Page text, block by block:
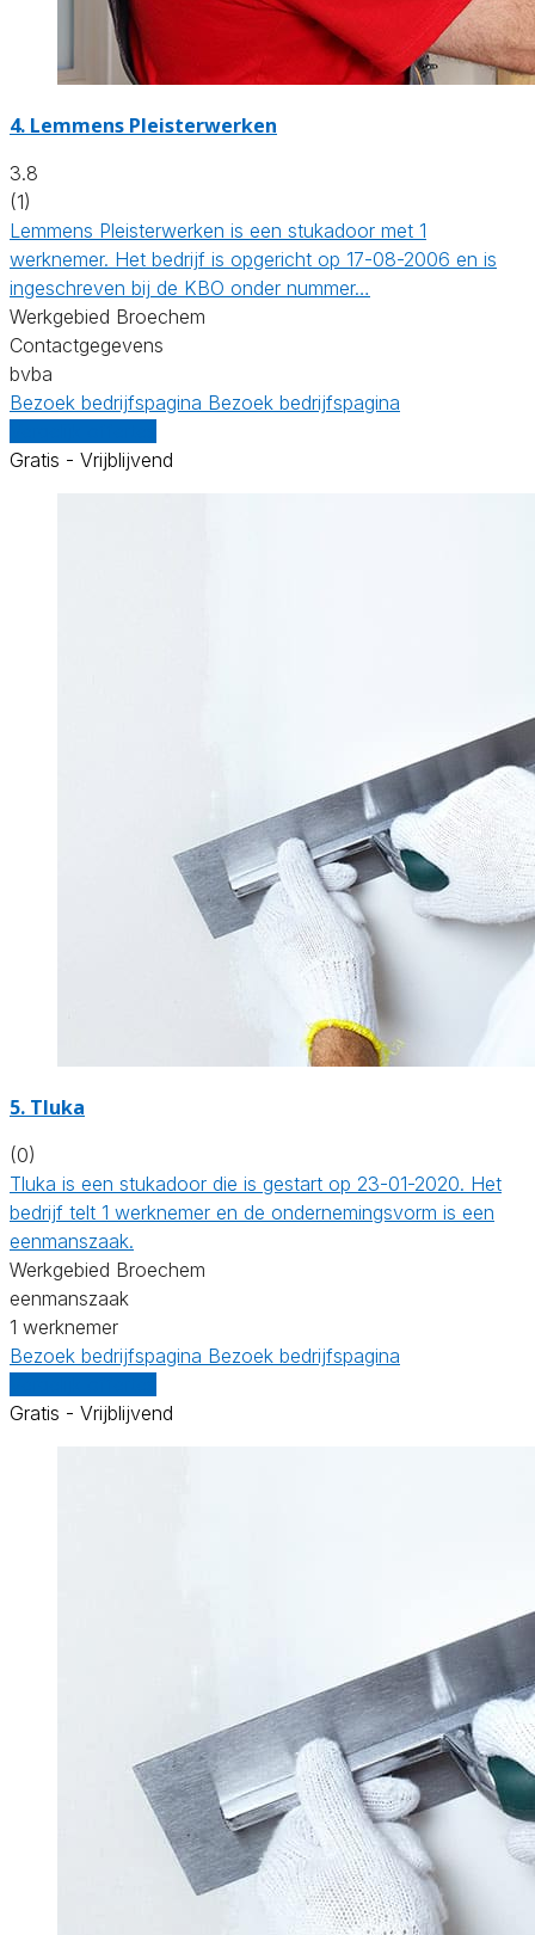
4. Lemmens Pleisterwerken
3.8
(1)
Lemmens Pleisterwerken is een stukadoor met 1
werknemer. Het bedrijf is opgericht op 17-08-2006 en is
ingeschreven bij de KBO onder nummer…
Werkgebied Broechem
Contactgegevens
bvba
Bezoek bedrijfspagina Bezoek bedrijfspagina
Gratis - Vrijblijvend
5. Tluka
(0)
Tluka is een stukadoor die is gestart op 23-01-2020. Het
bedrijf telt 1 werknemer en de ondernemingsvorm is een
eenmanszaak.
Werkgebied Broechem
eenmanszaak
1 werknemer
Bezoek bedrijfspagina Bezoek bedrijfspagina
Gratis - Vrijblijvend